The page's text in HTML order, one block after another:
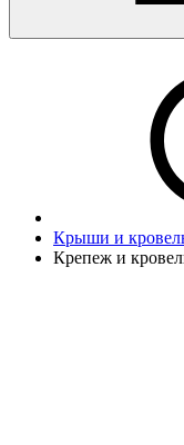
Крыши и
Крепеж и